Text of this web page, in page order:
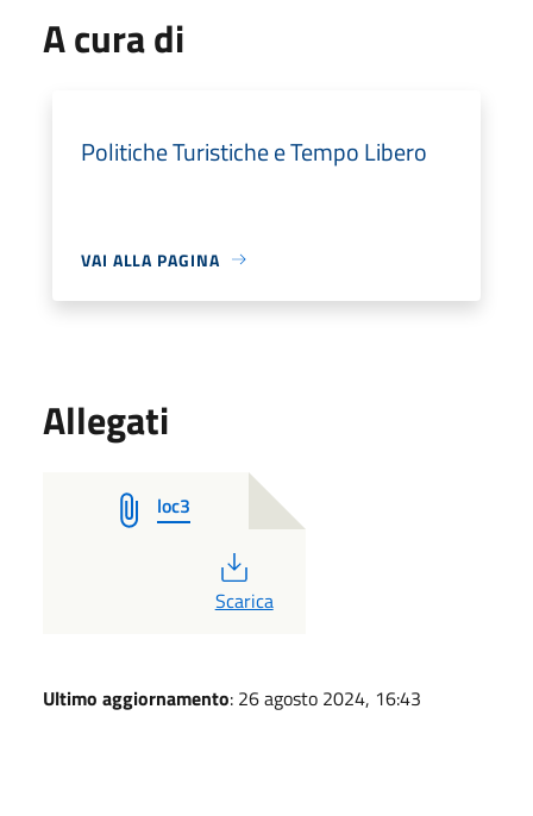
A cura di
Politiche Turistiche e Tempo Libero
VAI ALLA PAGINA
Allegati
loc3
PDF
Scarica
Ultimo aggiornamento: 26 agosto 2024, 16:43